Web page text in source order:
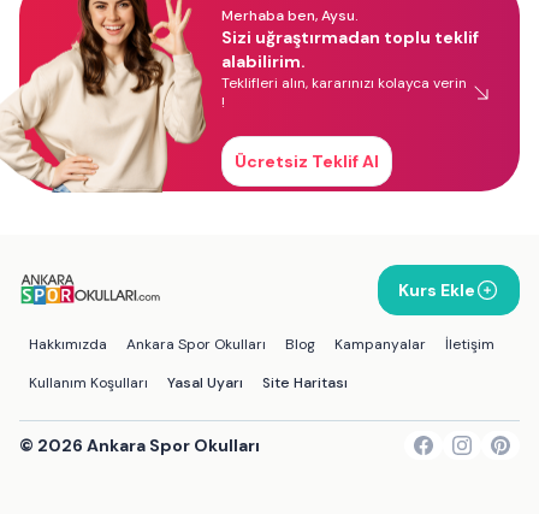
Merhaba ben, Aysu.
Sizi uğraştırmadan toplu teklif
alabilirim.
Teklifleri alın, kararınızı kolayca verin
!
Ücretsiz Teklif Al
Kurs Ekle
Hakkımızda Ankara Spor Okulları Blog Kampanyalar
İletişim
Kullanım Koşulları
Yasal Uyarı Site Haritası
© 2026 Ankara Spor Okulları